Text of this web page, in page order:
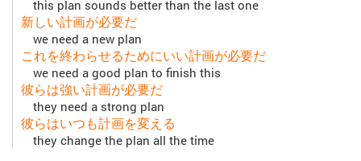
this plan sounds better than the last one
新しい計画が必要だ
we need a new plan
これを終わらせるためにいい計画が必要だ
we need a good plan to finish this
彼らは強い計画が必要だ
they need a strong plan
彼らはいつも計画を変える
they change the plan all the time